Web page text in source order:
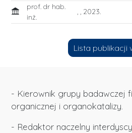
prof. dr hab.
inż.
, , 2023.
Lista publikacji
- Kierownik grupy badawczej
organicznej i organokatalizy.
- Redaktor naczelny